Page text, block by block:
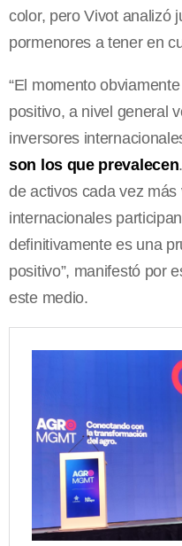
color, pero Vivot analizó
pormenores a tener en
“El momento
positivo, a nivel general
inversores
son los que prevalecen
de activos cada vez
internacionales
definitivamente es una
positivo”, manifestó por
este medio.